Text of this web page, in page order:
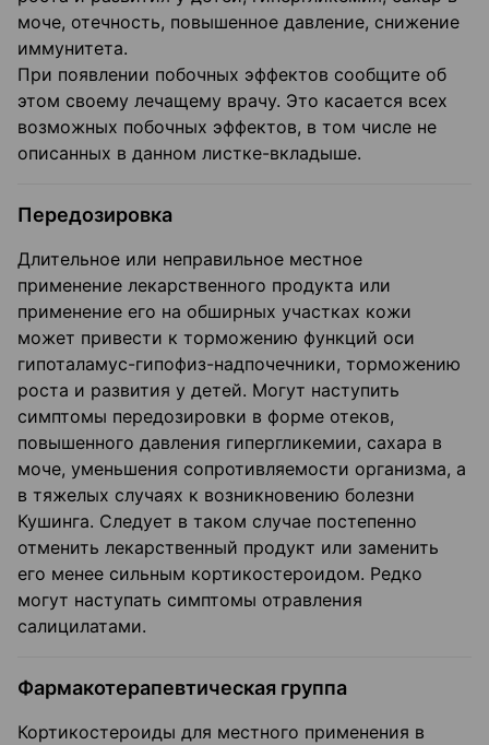
моче, отечность, повышенное давление, снижение
иммунитета.
При появлении побочных эффектов сообщите об
этом своему лечащему врачу. Это касается всех
возможных побочных эффектов, в том числе не
описанных в данном листке-вкладыше.
Передозировка
Длительное или неправильное местное
применение лекарственного продукта или
применение его на обширных участках кожи
может привести к торможению функций оси
гипоталамус-гипофиз-надпочечники, торможению
роста и развития у детей. Могут наступить
симптомы передозировки в форме отеков,
повышенного давления гипергликемии, сахара в
моче, уменьшения сопротивляемости организма, а
в тяжелых случаях к возникновению болезни
Кушинга. Следует в таком случае постепенно
отменить лекарственный продукт или заменить
его менее сильным кортикостероидом. Редко
могут наступать симптомы отравления
салицилатами.
Фармакотерапевтическая группа
Кортикостероиды для местного применения в